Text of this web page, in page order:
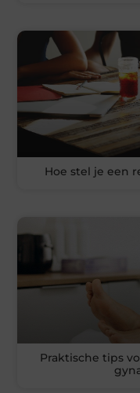
Hoe stel je een
Praktische tips